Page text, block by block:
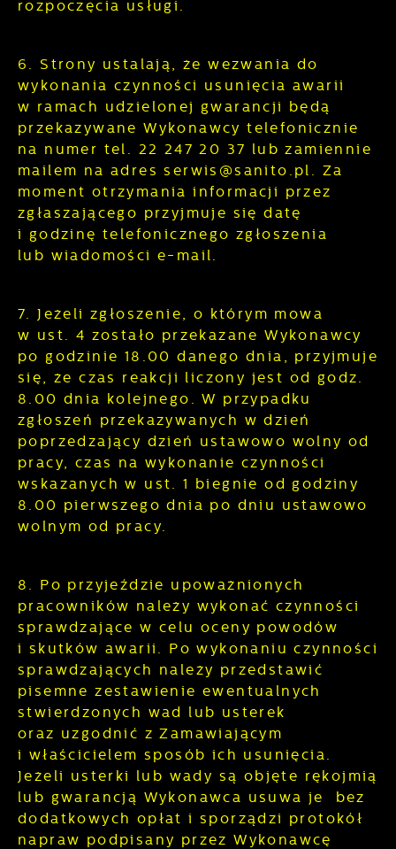
rozpoczęcia usługi.
6. Strony ustalają, że wezwania do
wykonania czynności usunięcia awarii
w ramach udzielonej gwarancji będą
przekazywane Wykonawcy telefonicznie
na numer tel. 22 247 20 37 lub zamiennie
mailem na adres serwis@sanito.pl. Za
moment otrzymania informacji przez
zgłaszającego przyjmuje się datę
i godzinę telefonicznego zgłoszenia
lub wiadomości e-mail.
7. Jeżeli zgłoszenie, o którym mowa
w ust. 4 zostało przekazane Wykonawcy
po godzinie 18.00 danego dnia, przyjmuje
się, że czas reakcji liczony jest od godz.
8.00 dnia kolejnego. W przypadku
zgłoszeń przekazywanych w dzień
poprzedzający dzień ustawowo wolny od
pracy, czas na wykonanie czynności
wskazanych w ust. 1 biegnie od godziny
8.00 pierwszego dnia po dniu ustawowo
wolnym od pracy.
8. Po przyjeździe upoważnionych
pracowników należy wykonać czynności
sprawdzające w celu oceny powodów
i skutków awarii. Po wykonaniu czynności
sprawdzających należy przedstawić
pisemne zestawienie ewentualnych
stwierdzonych wad lub usterek
oraz uzgodnić z Zamawiającym
i właścicielem sposób ich usunięcia.
Jeżeli usterki lub wady są objęte rękojmią
lub gwarancją Wykonawca usuwa je bez
dodatkowych opłat i sporządzi protokół
napraw podpisany przez Wykonawcę